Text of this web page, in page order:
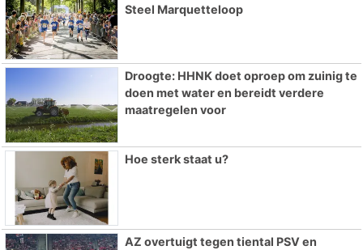
Steel Marquetteloop
Droogte: HHNK doet oproep om zuinig te
doen met water en bereidt verdere
maatregelen voor
Hoe sterk staat u?
AZ overtuigt tegen tiental PSV en